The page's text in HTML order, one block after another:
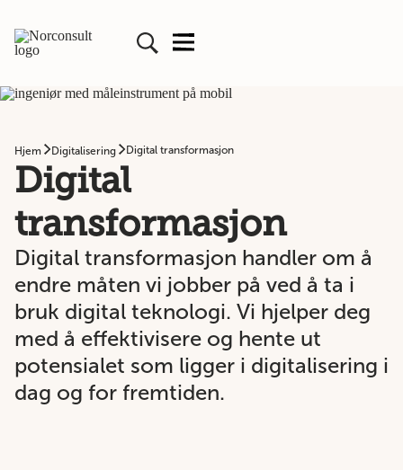
Hjem Digitalisering Digital transformasjon
Digital
transformasjon
Digital transformasjon handler om å
endre måten vi jobber på ved å ta i
bruk digital teknologi. Vi hjelper deg
med å effektivisere og hente ut
potensialet som ligger i digitalisering i
dag og for fremtiden.